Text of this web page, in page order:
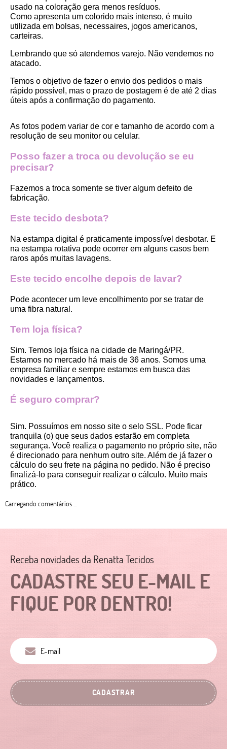
usado na coloração gera menos resíduos.
Como apresenta um colorido mais intenso, é muito
utilizada em bolsas, necessaires, jogos americanos,
carteiras.
Lembrando que só atendemos varejo. Não vendemos no
atacado.
Temos o objetivo de fazer o envio dos pedidos o mais
rápido possível, mas o prazo de postagem é de até 2 dias
úteis após a confirmação do pagamento.
As fotos podem variar de cor e tamanho de acordo com a
resolução de seu monitor ou celular.
Posso fazer a troca ou devolução se eu
precisar?
Fazemos a troca somente se tiver algum defeito de
fabricação.
Este tecido desbota?
Na estampa digital é praticamente impossível desbotar. E
na estampa rotativa pode ocorrer em alguns casos bem
raros após muitas lavagens.
Este tecido encolhe depois de lavar?
Pode acontecer um leve encolhimento por se tratar de
uma fibra natural.
Tem loja física?
Sim. Temos loja física na cidade de Maringá/PR.
Estamos no mercado há mais de 36 anos. Somos uma
empresa familiar e sempre estamos em busca das
novidades e lançamentos.
É seguro comprar?
Sim. Possuímos em nosso site o selo SSL. Pode ficar
tranquila (o) que seus dados estarão em completa
segurança. Você realiza o pagamento no próprio site, não
é direcionado para nenhum outro site. Além de já fazer o
cálculo do seu frete na página no pedido. Não é preciso
finalizá-lo para conseguir realizar o cálculo. Muito mais
prático.
Carregando comentários ...
CADASTRE SEU E-MAIL E
FIQUE POR DENTRO!
Receba novidades da Renatta Tecidos
CADASTRAR